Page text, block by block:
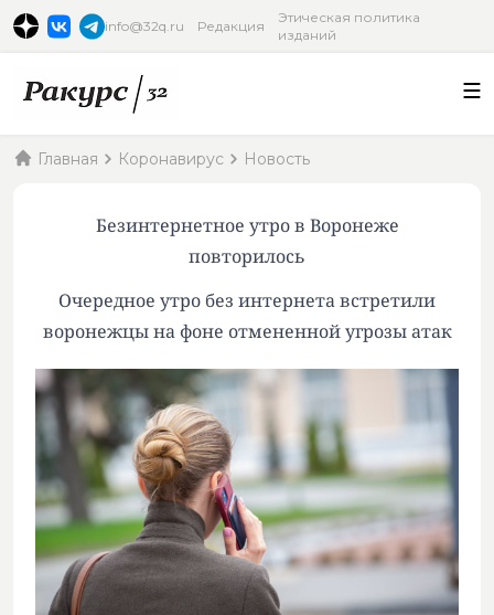
info@32q.ru Редакция
Этическая политика
изданий
Главная Коронавирус Новость
Безинтернетное утро в Воронеже
повторилось
Очередное утро без интернета встретили
воронежцы на фоне отмененной угрозы атак